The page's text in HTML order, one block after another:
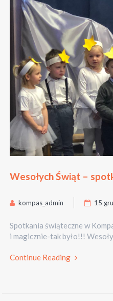
Wesołych Świąt –
kompas_admin 15
Spotkania świąteczne w
i magicznie-tak było!!!
Continue Reading